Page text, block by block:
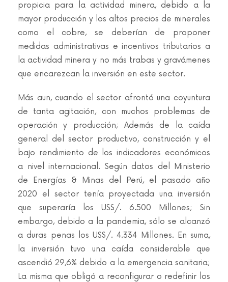
propicia para la actividad minera, debido a la
mayor producción y los altos precios de minerales
como el cobre, se deberían de proponer
medidas administrativas e incentivos tributarios a
la actividad minera y no más trabas y gravámenes
que encarezcan la inversión en este sector.
Más aun, cuando el sector afrontó una coyuntura
de tanta agitación, con muchos problemas de
operación y producción; Además de la caída
general del sector productivo, construcción y el
bajo rendimiento de los indicadores económicos
a nivel internacional. Según datos del Ministerio
de Energías & Minas del Perú, el pasado año
2020 el sector tenía proyectada una inversión
que superaría los US$/. 6.500 Millones; Sin
embargo, debido a la pandemia, sólo se alcanzó
a duras penas los US$/. 4.334 Millones. En suma,
la inversión tuvo una caída considerable que
ascendió 29,6% debido a la emergencia sanitaria;
La misma que obligó a reconfigurar o redefinir los